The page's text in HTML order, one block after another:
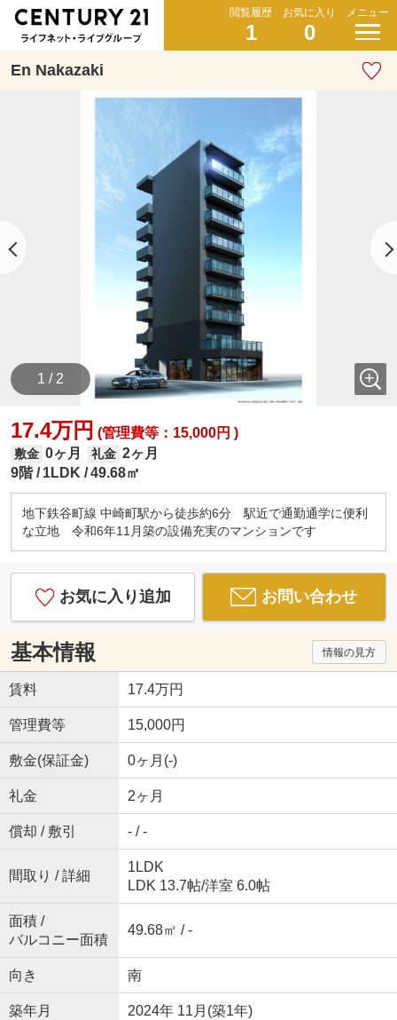
閲覧履歴
1
お気に入り
0
メニュー
En Nakazaki
1 / 2
17.4万円 (管理費等：15,000円 )
敷金 0ヶ月 礼金 2ヶ月
9階
1LDK 49.68㎡
地下鉄谷町線 中崎町駅から徒歩約6分 駅近で通勤通学に便利
な立地 令和6年11月築の設備充実のマンションです
お気に入り追加 お問い合わせ
基本情報 情報の見方
賃料 17.4万円
管理費等 15,000円
敷金(保証金) 0ヶ月(-)
礼金 2ヶ月
償却 / 敷引 - / -
間取り / 詳細
1LDK
LDK 13.7帖/洋室 6.0帖
面積 /
バルコニー面積
49.68㎡ / -
向き 南
築年月 2024年 11月(築1年)